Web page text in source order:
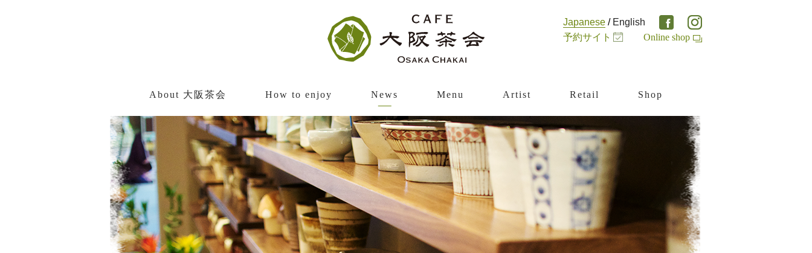
About 大阪茶会 How to enjoy News Menu Artist Retail Shop
Japanese / English
予約サイト
Online shop